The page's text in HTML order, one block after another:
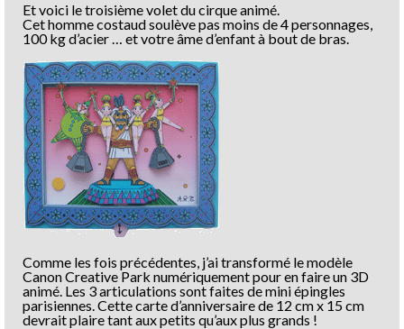
Et voici le troisième volet du cirque animé.
Cet homme costaud soulève pas moins de 4 personnages,
100 kg d’acier … et votre âme d’enfant à bout de bras.
Comme les fois précédentes, j’ai transformé le modèle
Canon Creative Park numériquement pour en faire un 3D
animé. Les 3 articulations sont faites de mini épingles
parisiennes. Cette carte d’anniversaire de 12 cm x 15 cm
devrait plaire tant aux petits qu’aux plus grands !